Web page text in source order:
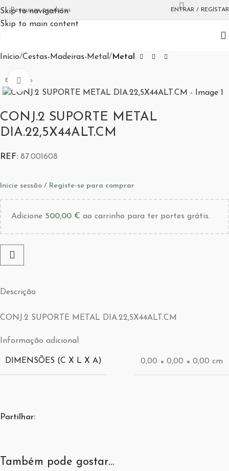
Skip to navigation
Skip to main content
ENTRAR / REGISTAR
Início Cestas-Madeiras-Metal Metal
EsgotadoAumentar Imagem
CONJ.2 SUPORTE METAL
DIA.22,5X44ALT.CM
REF: 87.001608
Inicie sessão / Registe-se para comprar
Adicione 500,00 € ao carrinho para ter portes grátis.
Descrição
CONJ.2 SUPORTE METAL DIA.22,5X44ALT.CM
Informação adicional
DIMENSÕES (C X L X A) 0,00 × 0,00 × 0,00 cm
Partilhar:
Também pode gostar…